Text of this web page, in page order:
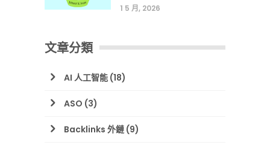
1 5 月, 2026
文章分類
AI 人工智能 (18)
ASO (3)
Backlinks 外鏈 (9)